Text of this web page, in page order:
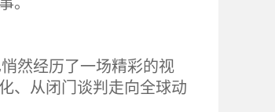
然经历了一场精彩的视
、从闭门谈判走向全球动